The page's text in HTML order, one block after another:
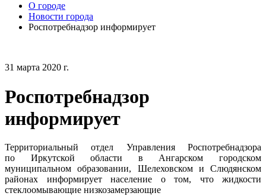
О городе
Новости города
Роспотребнадзор информирует
31 марта 2020 г.
Роспотребнадзор
информирует
Территориальный отдел Управления Роспотребнадзора
по Иркутской области в Ангарском городском
муниципальном образовании, Шелеховском и Слюдянском
районах информирует население о том, что жидкости
стеклоомывающие низкозамерзающие